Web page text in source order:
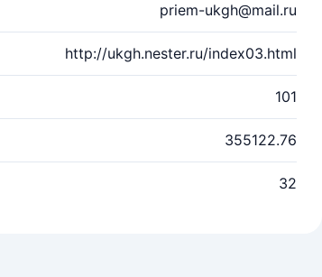
priem-ukgh@mail.ru
http://ukgh.nester.ru/index03.html
101
355122.76
32